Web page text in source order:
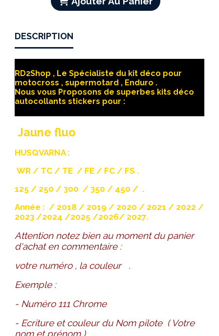
DESCRIPTION
RD2Shop , Le Spécialiste du kit déco pour
motocross , supermotard , Enduro .
Nous vous Proposons de superbes kits déco
autocollants stickers pour :
Jaune fluo
HUSQVARNA :
WR / TC / TE / FE / FC / FS .
125 / 250 / 300 / 350 / 450 / .
Année : / 2018 / 2019 / 2020 / 2021 / 2022 /
2023 /2024 /2025 /2026/ 2027.
Attention notez bien au moment du panier
d'achat en commentaire :
votre numéro , la couleur .
Exemple :
- Numéro 111 Chrome
- Ecriture et couleur du Nom pilote ( Votre
nom et prénom ) .